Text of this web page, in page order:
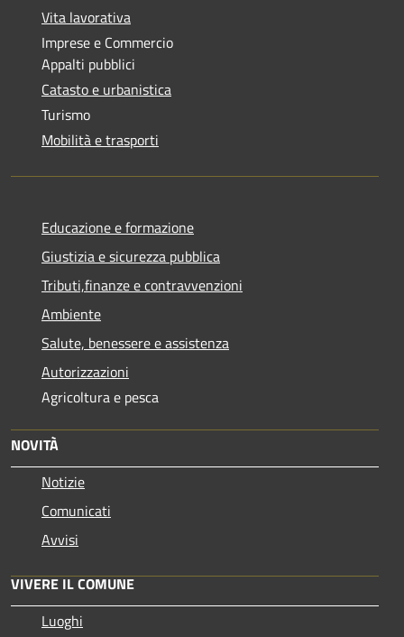
Vita lavorativa
Imprese e Commercio
Appalti pubblici
Catasto e urbanistica
Turismo
Mobilità e trasporti
Educazione e formazione
Giustizia e sicurezza pubblica
Tributi,finanze e contravvenzioni
Ambiente
Salute, benessere e assistenza
Autorizzazioni
Agricoltura e pesca
NOVITÀ
Notizie
Comunicati
Avvisi
VIVERE IL COMUNE
Luoghi